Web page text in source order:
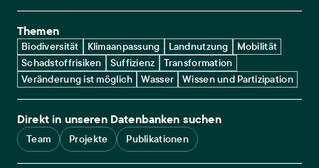
Themen
Biodiversität Klimaanpassung Landnutzung
Mobilität
Schadstoffrisiken
Suffizienz
Transformation
Veränderung ist möglich
Wasser Wissen und Partizipation
Direkt in unseren Datenbanken suchen
Team Projekte Publikationen